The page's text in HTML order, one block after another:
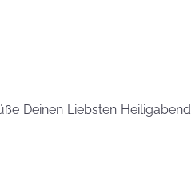
Deinen Liebsten Heiligabend